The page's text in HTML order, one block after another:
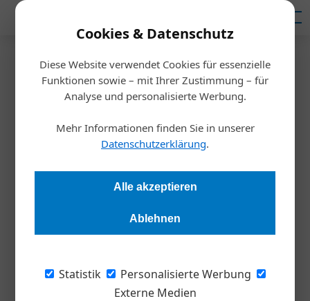
Cookies & Datenschutz
Diese Website verwendet Cookies für essenzielle
Funktionen sowie – mit Ihrer Zustimmung – für
Analyse und personalisierte Werbung.
Mehr Informationen finden Sie in unserer
Datenschutzerklärung.
Alle akzeptieren
Ablehnen
Statistik
Personalisierte Werbung
Externe Medien
Startseite/Meldungen
Steuertipp
Jetzt steuerlich richtig
investieren
Mit Jahresbeginn 2026 ist es amtlich: Für Investitionen in
so viel steuerliche Entlastung wie bisher. Der
Investitionsfreibetrag steigt temporär von 10 % auf 20 %. Wer